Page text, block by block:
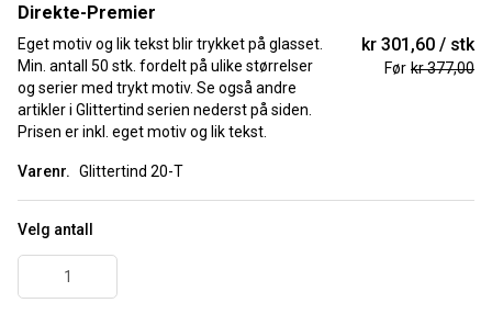
Direkte-Premier
Eget motiv og lik tekst blir trykket på glasset.
Min. antall 50 stk. fordelt på ulike størrelser
og serier med trykt motiv. Se også andre
artikler i Glittertind serien nederst på siden.
Prisen er inkl. eget motiv og lik tekst.
Varenr. Glittertind 20-T
kr 301,60 stk
Før kr 377,00
Velg antall